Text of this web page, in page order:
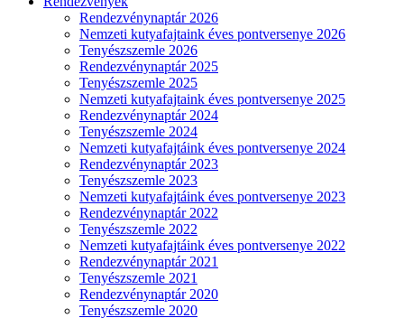
Rendezvénynaptár 2026
Nemzeti kutyafajtaink éves pontversenye 2026
Tenyészszemle 2026
Rendezvénynaptár 2025
Tenyészszemle 2025
Nemzeti kutyafajtaink éves pontversenye 2025
Rendezvénynaptár 2024
Tenyészszemle 2024
Nemzeti kutyafajtáink éves pontversenye 2024
Rendezvénynaptár 2023
Tenyészszemle 2023
Nemzeti kutyafajtáink éves pontversenye 2023
Rendezvénynaptár 2022
Tenyészszemle 2022
Nemzeti kutyafajtáink éves pontversenye 2022
Rendezvénynaptár 2021
Tenyészszemle 2021
Rendezvénynaptár 2020
Tenyészszemle 2020